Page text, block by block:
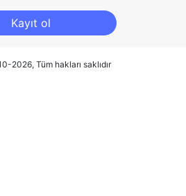
Kayıt ol
2026, Tüm hakları saklıdır